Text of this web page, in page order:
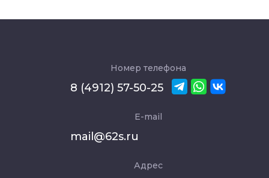
Номер телефона
8 (4912) 57-50-25
E-mail
mail@62s.ru
Адрес